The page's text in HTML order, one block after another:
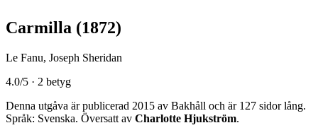
Carmilla (1872)
Le Fanu, Joseph Sheridan
4.0/5 · 2 betyg
Denna utgåva är publicerad 2015 av Bakhåll och är 127 sidor lång.
Språk: Svenska. Översatt av Charlotte Hjukström.